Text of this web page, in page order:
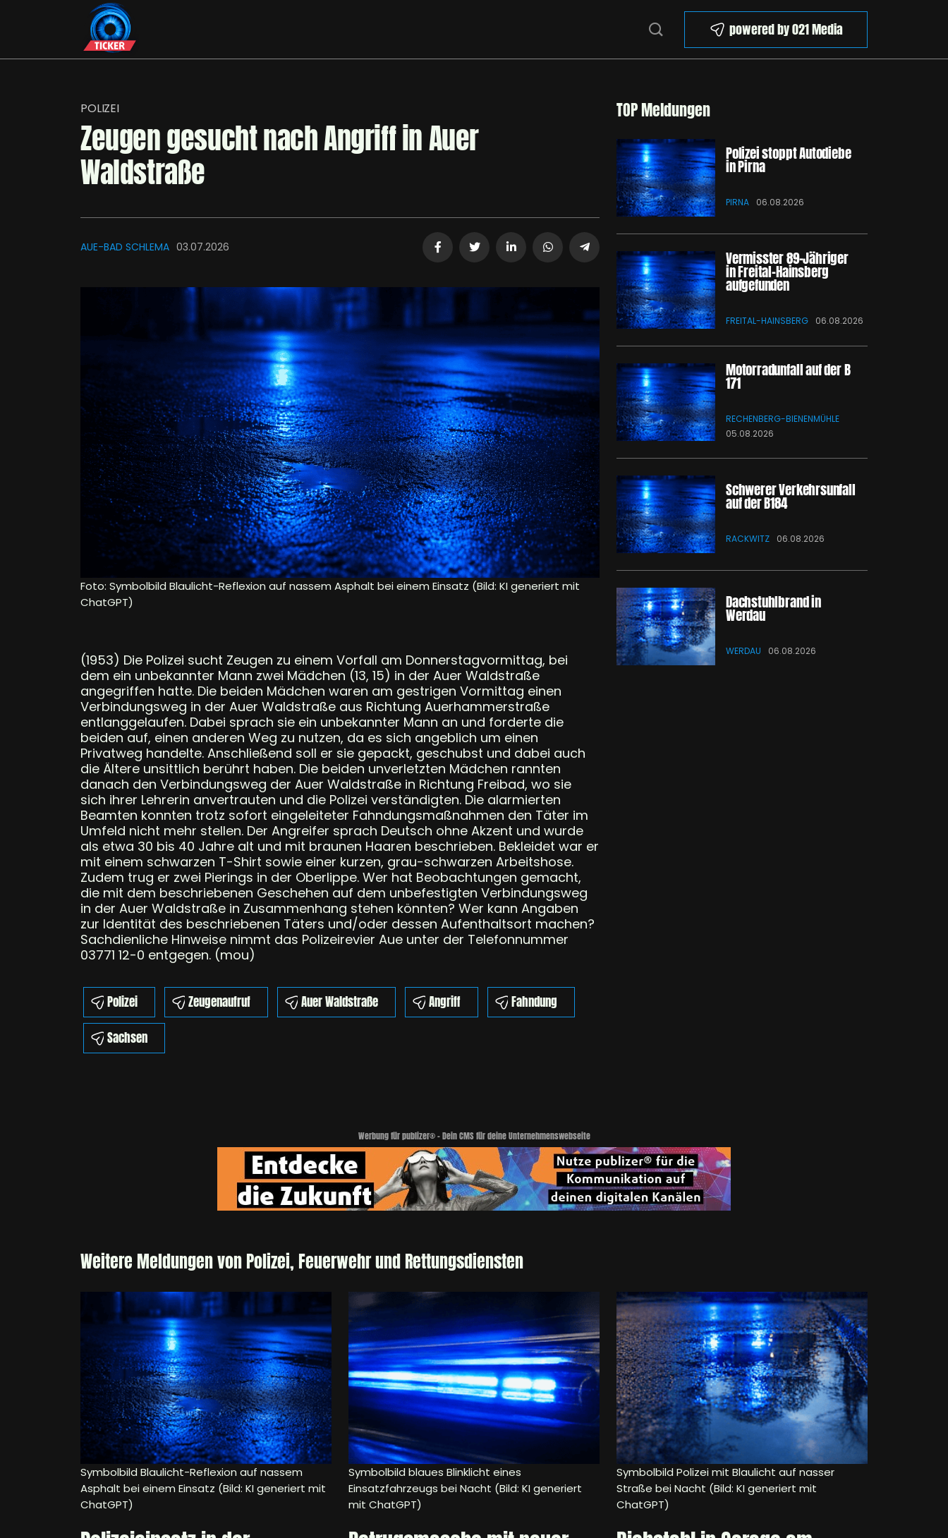
powered by 021 Media
POLIZEI
Zeugen gesucht nach Angriff in Auer
Waldstraße
AUE-BAD SCHLEMA 03.07.2026
Foto: Symbolbild Blaulicht-Reflexion auf nassem Asphalt bei einem Einsatz (Bild: KI generiert mit
ChatGPT)
(1953) Die Polizei sucht Zeugen zu einem Vorfall am Donnerstagvormittag, bei
dem ein unbekannter Mann zwei Mädchen (13, 15) in der Auer Waldstraße
angegriffen hatte. Die beiden Mädchen waren am gestrigen Vormittag einen
Verbindungsweg in der Auer Waldstraße aus Richtung Auerhammerstraße
entlanggelaufen. Dabei sprach sie ein unbekannter Mann an und forderte die
beiden auf, einen anderen Weg zu nutzen, da es sich angeblich um einen
Privatweg handelte. Anschließend soll er sie gepackt, geschubst und dabei auch
die Ältere unsittlich berührt haben. Die beiden unverletzten Mädchen rannten
danach den Verbindungsweg der Auer Waldstraße in Richtung Freibad, wo sie
sich ihrer Lehrerin anvertrauten und die Polizei verständigten. Die alarmierten
Beamten konnten trotz sofort eingeleiteter Fahndungsmaßnahmen den Täter im
Umfeld nicht mehr stellen. Der Angreifer sprach Deutsch ohne Akzent und wurde
als etwa 30 bis 40 Jahre alt und mit braunen Haaren beschrieben. Bekleidet war er
mit einem schwarzen T-Shirt sowie einer kurzen, grau-schwarzen Arbeitshose.
Zudem trug er zwei Pierings in der Oberlippe. Wer hat Beobachtungen gemacht,
die mit dem beschriebenen Geschehen auf dem unbefestigten Verbindungsweg
in der Auer Waldstraße in Zusammenhang stehen könnten? Wer kann Angaben
zur Identität des beschriebenen Täters und/oder dessen Aufenthaltsort machen?
Sachdienliche Hinweise nimmt das Polizeirevier Aue unter der Telefonnummer
03771 12-0 entgegen. (mou)
Polizei Zeugenaufruf Auer Waldstraße Angriff
Fahndung
Sachsen
TOP Meldungen
Polizei stoppt Autodiebe
in Pirna
PIRNA 06.08.2026
Vermisster 89-Jähriger
in Freital-Hainsberg
aufgefunden
FREITAL-HAINSBERG 06.08.2026
Motorradunfall auf der B
171
RECHENBERG-BIENENMÜHLE
05.08.2026
Schwerer Verkehrsunfall
auf der B184
RACKWITZ 06.08.2026
Dachstuhlbrand in
Werdau
WERDAU 06.08.2026
Werbung für publizer® - Dein CMS für deine Unternehmenswebseite
Weitere Meldungen von Polizei, Feuerwehr und Rettungsdiensten
Symbolbild Blaulicht-Reflexion auf nassem
Asphalt bei einem Einsatz (Bild: KI generiert mit
ChatGPT)
Symbolbild blaues Blinklicht eines
Einsatzfahrzeugs bei Nacht (Bild: KI generiert
mit ChatGPT)
Symbolbild Polizei mit Blaulicht auf nasser
Straße bei Nacht (Bild: KI generiert mit
ChatGPT)